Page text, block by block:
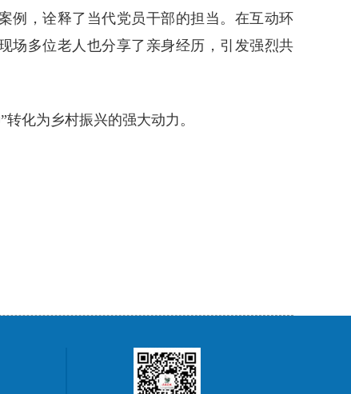
例，诠释了当代党员干部的担当。在互动环
场多位老人也分享了亲身经历，引发强烈共
化为乡村振兴的强大动力。